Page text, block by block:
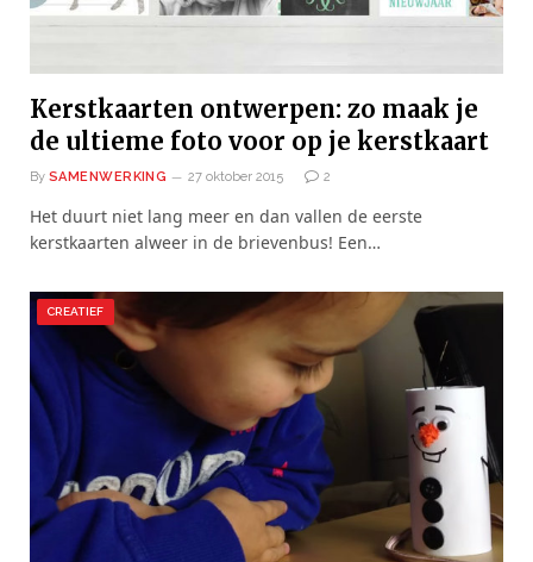
Kerstkaarten ontwerpen: zo maak je
de ultieme foto voor op je kerstkaart
By SAMENWERKING 27 oktober 2015 2
Het duurt niet lang meer en dan vallen de eerste
kerstkaarten alweer in de brievenbus! Een…
CREATIEF